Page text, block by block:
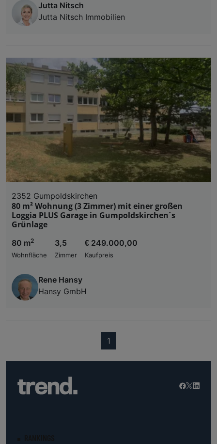
Jutta Nitsch
Jutta Nitsch Immobilien
2352 Gumpoldskirchen
80 m² Wohnung (3 Zimmer) mit einer großen
Loggia PLUS Garage in Gumpoldskirchen´s
Grünlage
80 m2
Wohnfläche
3,5
Zimmer
€ 249.000,00
Kaufpreis
Rene Hansy
Hansy GmbH
1(current)